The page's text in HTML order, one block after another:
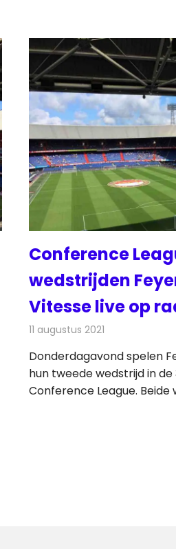
Conference
wedstrijden
Vitesse live op
11 augustus 2021
Donderdagavond spelen
hun tweede wedstrijd in
Conference League. Beide